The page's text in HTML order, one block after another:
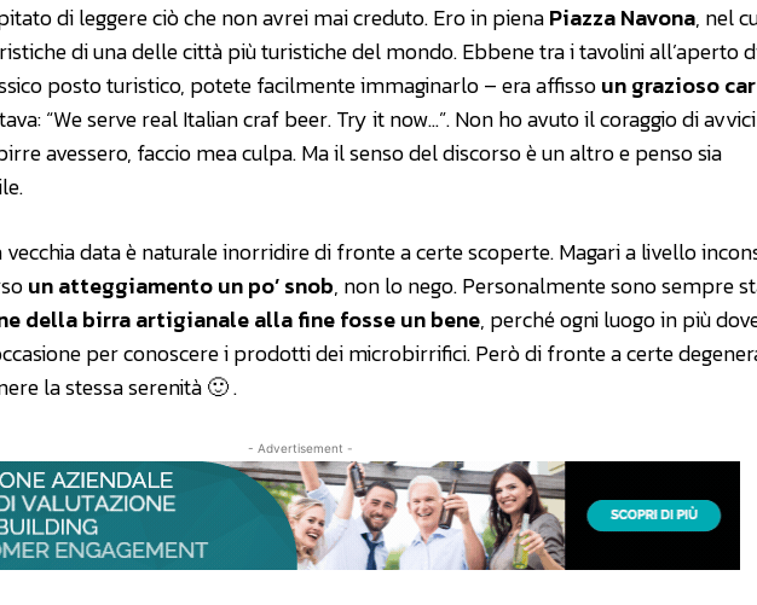
di leggere ciò che non avrei mai creduto. Ero in pienaPiazza Navona, nel
di una delle città più turistiche del mondo. Ebbene tra i tavolini all’aperto
posto turistico, potete facilmente immaginarlo – era affissoun grazioso
“We serve real Italian craf beer. Try it now…”. Non ho avuto il coraggio di
avessero, faccio mea culpa. Ma il senso del discorso è un altro e penso sia
data è naturale inorridire di fronte a certe scoperte. Magari a livello
un atteggiamento un po’ snob, non lo nego. Personalmente sono sempre
della birra artigianale alla fine fosse un bene, perché ogni luogo in più
per conoscere i prodotti dei microbirrifici. Però di fronte a certe
la stessa serenità 🙂 .
- Advertisement -